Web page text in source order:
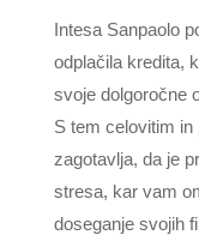
Intesa Sanpaolo
odplačila kredita,
svoje dolgoročne
S tem celovitim
zagotavlja, da je
stresa, kar vam
doseganje svojih